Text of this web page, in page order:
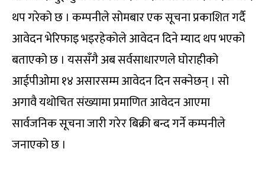
थप गरेको छ । कम्पनीले सोमबार एक सूचना प्रकाशित गर्दै
आवेदन भेरिफाइ भइरहेकोले आवेदन दिने म्याद थप भएको
बताएको छ । यससँगै अब सर्वसाधारणले घोराहीको
आईपीओमा १४ असारसम्म आवेदन दिन सक्नेछन् । सो
अगावै यथोचित संख्यामा प्रमाणित आवेदन आएमा
सार्वजनिक सूचना जारी गरेर बिक्री बन्द गर्ने कम्पनीले
जनाएको छ ।